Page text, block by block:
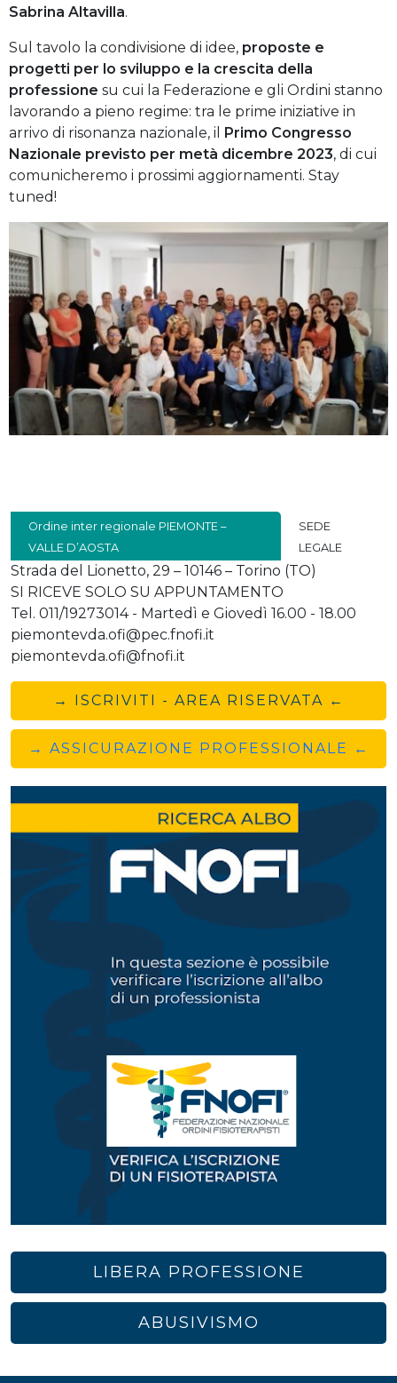
Sabrina Altavilla.
Sul tavolo la condivisione di idee, proposte e
progetti per lo sviluppo e la crescita della
professione su cui la Federazione e gli Ordini stanno
lavorando a pieno regime: tra le prime iniziative in
arrivo di risonanza nazionale, il Primo Congresso
Nazionale previsto per metà dicembre 2023, di cui
comunicheremo i prossimi aggiornamenti. Stay
tuned!
Ordine inter regionale PIEMONTE –
VALLE D’AOSTA
SEDE
LEGALE
Strada del Lionetto, 29 – 10146 – Torino (TO)
SI RICEVE SOLO SU APPUNTAMENTO
Tel. 011/19273014 - Martedì e Giovedì 16.00 - 18.00
piemontevda.ofi@pec.fnofi.it
piemontevda.ofi@fnofi.it
→ ISCRIVITI - AREA RISERVATA ←
→ ASSICURAZIONE PROFESSIONALE ←
LIBERA PROFESSIONE
ABUSIVISMO